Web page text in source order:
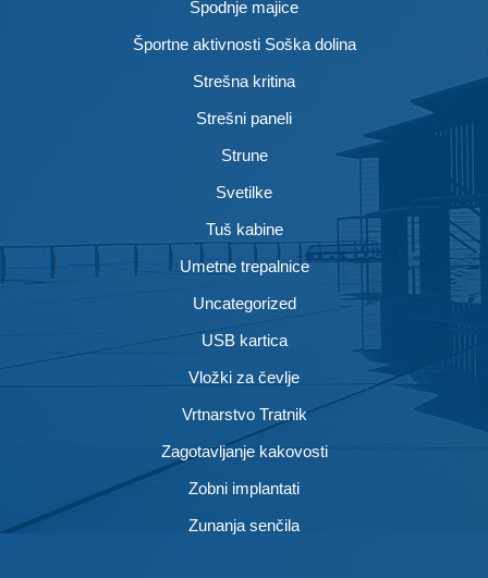
Spodnje majice
Športne aktivnosti Soška dolina
Strešna kritina
Strešni paneli
Strune
Svetilke
Tuš kabine
Umetne trepalnice
Uncategorized
USB kartica
Vložki za čevlje
Vrtnarstvo Tratnik
Zagotavljanje kakovosti
Zobni implantati
Zunanja senčila